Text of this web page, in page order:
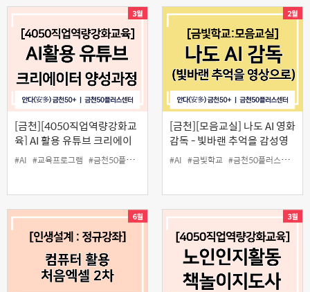
[금천][4050직업역량강화교
육] AI 활용 유튜브 크리에이
터 양성 과정
#AI #교육프로그램 #금천50플러스센터 #유튜브 #일활동사업
[금천][모음교실] 나도 AI 영화
감독 - 빛바랜 추억을 감성영
상으로
#AI #금빛학교 #금천50플러스센터